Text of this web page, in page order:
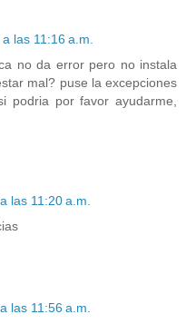
las 11:16 a.m.
no da error pero no instala
mal? puse la excepciones
podria por favor ayudarme,
las 11:20 a.m.
las 11:56 a.m.